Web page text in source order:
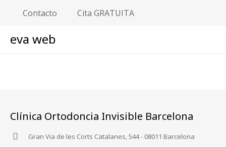
Contacto Cita GRATUITA
eva web
Clínica Ortodoncia Invisible Barcelona
Gran Via de les Corts Catalanes, 544 - 08011 Barcelona